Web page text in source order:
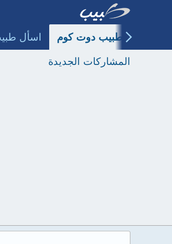
طبيب دوت كوم اسأل
المشاركات الجديدة